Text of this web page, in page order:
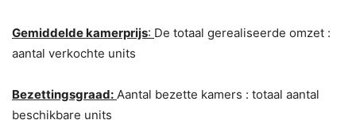
Gemiddelde kamerprijs: De totaal gerealiseerde omzet :
aantal verkochte units
Bezettingsgraad: Aantal bezette kamers : totaal aantal
beschikbare units